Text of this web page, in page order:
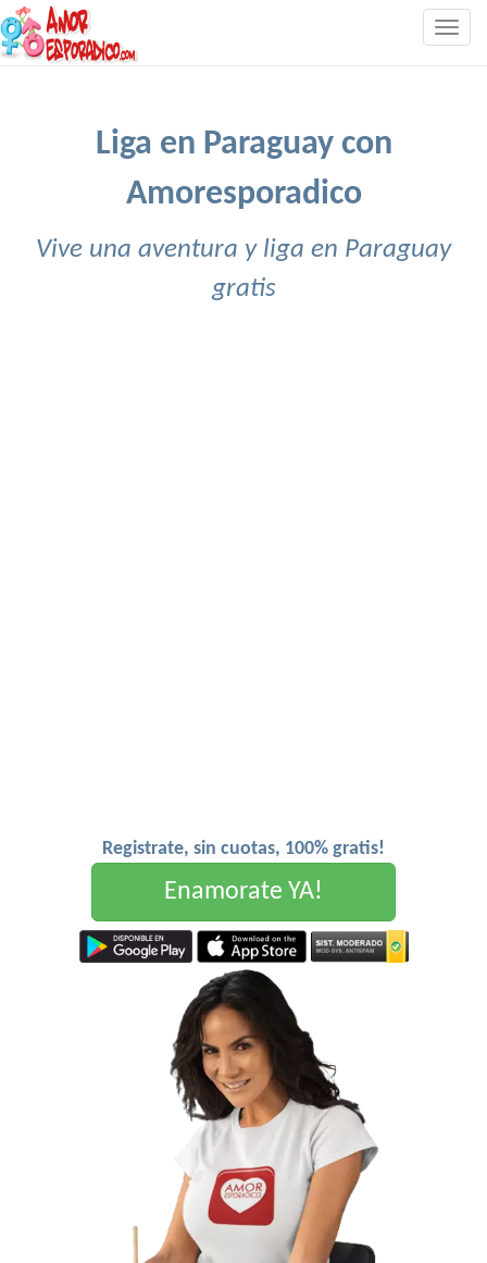
Liga en Paraguay con
Amoresporadico
Vive una aventura y liga en Paraguay
gratis
Registrate, sin cuotas, 100% gratis!
Enamorate YA!